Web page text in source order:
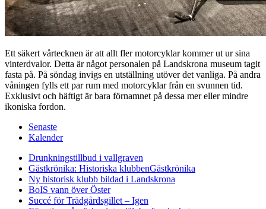
Ett säkert vårtecknen är att allt fler motorcyklar kommer ut ur sina
vinterdvalor. Detta är något personalen på Landskrona museum tagit
fasta på. På söndag invigs en utställning utöver det vanliga. På andra
våningen fylls ett par rum med motorcyklar från en svunnen tid.
Exklusivt och häftigt är bara förnamnet på dessa mer eller mindre
ikoniska fordon.
Senaste
Kalender
Drunkningstillbud i vallgraven
Gästkrönika: Historiska klubbenGästkrönika
Ny historisk klubb bildad i Landskrona
BoIS vann över Öster
Succé för Trädgårdsgillet – Igen